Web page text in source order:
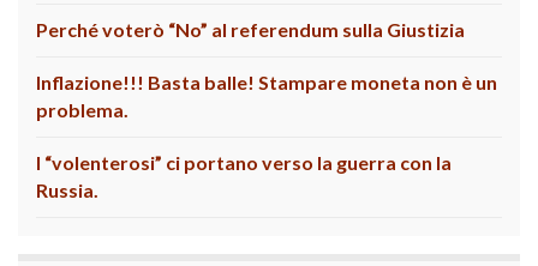
Perché voterò “No” al referendum sulla Giustizia
Inflazione!!! Basta balle! Stampare moneta non è un
problema.
I “volenterosi” ci portano verso la guerra con la
Russia.